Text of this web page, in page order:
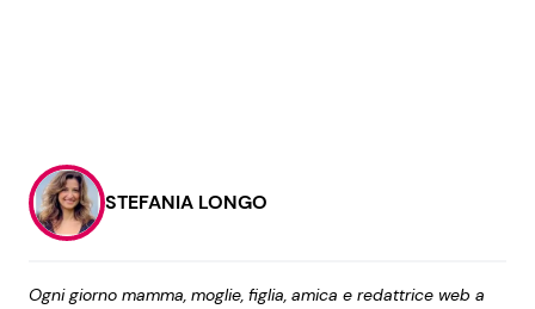
STEFANIA LONGO
Ogni giorno mamma, moglie, figlia, amica e redattrice web a